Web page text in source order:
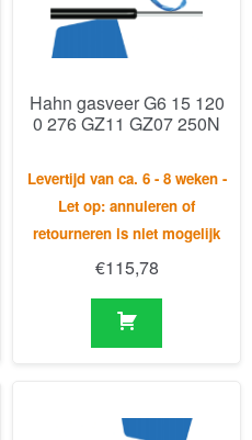
Hahn gasveer G6 15 120
0 276 GZ11 GZ07 250N
Levertijd van ca. 6 - 8 weken -
Let op: annuleren of
retourneren is niet mogelijk
€115,78